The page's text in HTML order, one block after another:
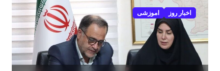
اخبار روز اموزشی